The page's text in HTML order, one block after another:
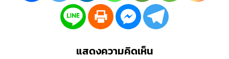
แสดงความคิดเห็น